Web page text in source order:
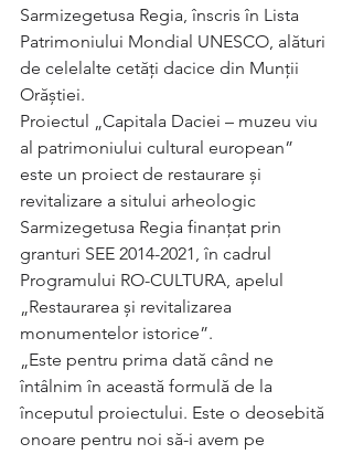
Sarmizegetusa Regia, înscris în Lista
Patrimoniului Mondial UNESCO, alături
de celelalte cetăți dacice din Munții
Orăștiei.
Proiectul „Capitala Daciei – muzeu viu
al patrimoniului cultural european”
este un proiect de restaurare și
revitalizare a sitului arheologic
Sarmizegetusa Regia finanțat prin
granturi SEE 2014-2021, în cadrul
Programului RO-CULTURA, apelul
„Restaurarea și revitalizarea
monumentelor istorice”.
„Este pentru prima dată când ne
întâlnim în această formulă de la
începutul proiectului. Este o deosebită
onoare pentru noi să-i avem pe